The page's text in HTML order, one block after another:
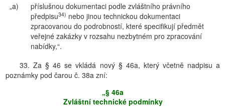
„a)
příslušnou dokumentaci podle zvláštního právního
předpisu34) nebo jinou technickou dokumentaci
zpracovanou do podrobností, které specifikují předmět
veřejné zakázky v rozsahu nezbytném pro zpracování
nabídky,“.
33. Za § 46 se vkládá nový § 46a, který včetně nadpisu a
poznámky pod čarou č. 38a zní:
„§ 46a
Zvláštní technické podmínky